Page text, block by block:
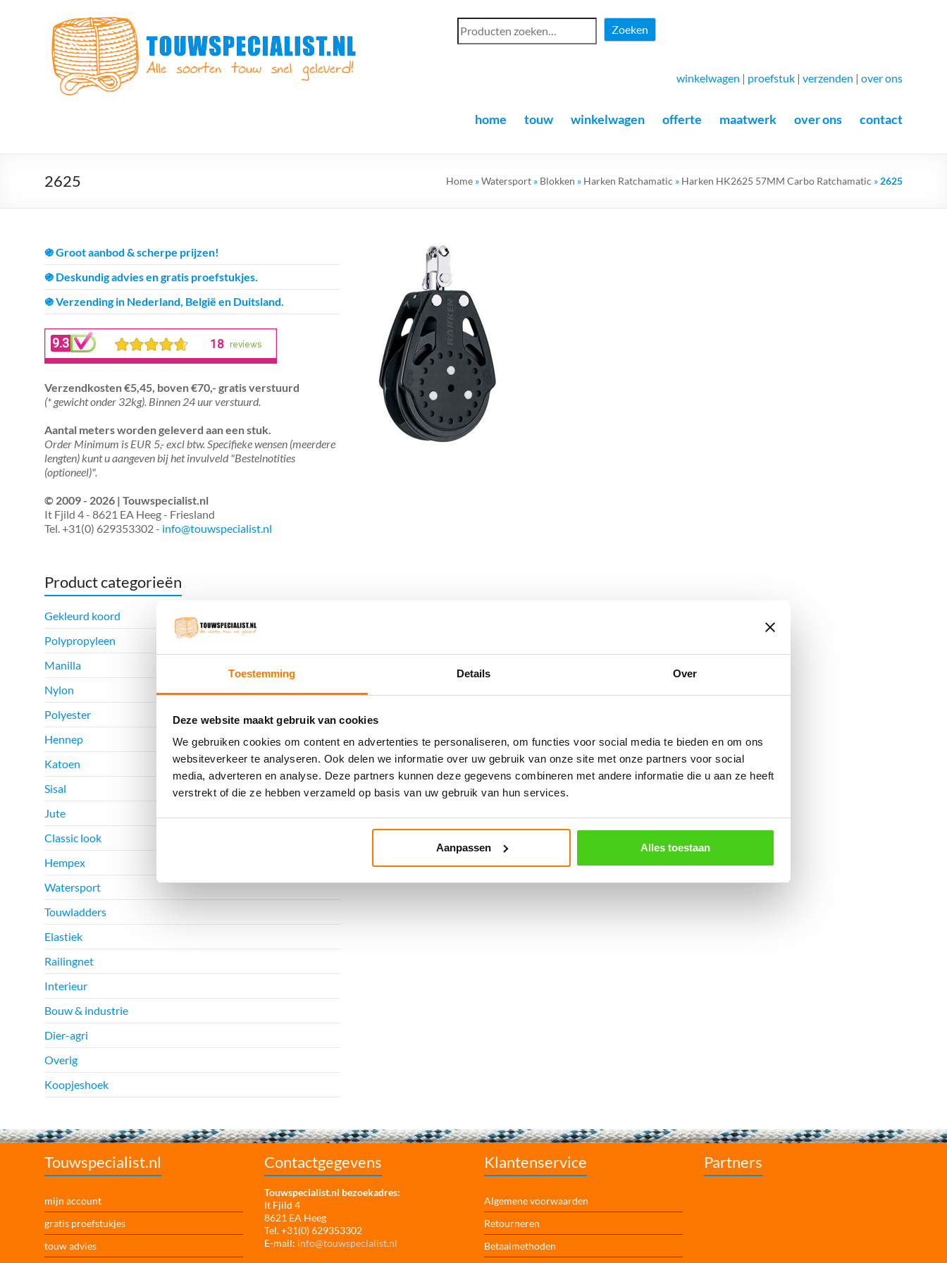
Toestemming Details Over
Deze website maakt gebruik van cookies
We gebruiken cookies om content en advertenties te personaliseren, om functies voor social media te bieden en om ons
websiteverkeer te analyseren. Ook delen we informatie over uw gebruik van onze site met onze partners voor social
media, adverteren en analyse. Deze partners kunnen deze gegevens combineren met andere informatie die u aan ze heeft
verstrekt of die ze hebben verzameld op basis van uw gebruik van hun services.
Aanpassen Alles toestaan
Touwspecialist.nl
Touwspecialist.nl,
het
adres
en
goed
Zoeken
winkelwagen | proefstuk | verzenden | over ons
home touw winkelwagen offerte maatwerk over ons contact
2625 Home »Watersport » Blokken » Harken Ratchamatic » Harken HK2625 57MM Carbo Ratchamatic » 2625
֍ Groot aanbod & scherpe prijzen!
֍ Deskundig advies en gratis proefstukjes.
֍ Verzending in Nederland, België en Duitsland.
Verzendkosten €5,45, boven €70,- gratis verstuurd
(* gewicht onder 32kg). Binnen 24 uur verstuurd.
Aantal meters worden geleverd aan een stuk.
Order Minimum is EUR 5,- excl btw. Specifieke wensen (meerdere
lengten) kunt u aangeven bij het invulveld "Bestelnotities
(optioneel)".
© 2009 - 2026 | Touwspecialist.nl
It Fjild 4 - 8621 EA Heeg - Friesland
Tel. +31(0) 629353302 - info@touwspecialist.nl
Product categorieën
Gekleurd koord
Polypropyleen
Manilla
Nylon
Polyester
Hennep
Katoen
Sisal
Jute
Classic look
Hempex
Watersport
Touwladders
Elastiek
Railingnet
Interieur
Bouw & industrie
Dier-agri
Overig
Koopjeshoek
Touwspecialist.nl
mijn account
gratis proefstukjes
touw advies
Contactgegevens
Touwspecialist.nl bezoekadres:
It Fjild 4
8621 EA Heeg
Tel. +31(0) 629353302
E-mail: info@touwspecialist.nl
Klantenservice
Algemene voorwaarden
Retourneren
Betaalmethoden
Partners